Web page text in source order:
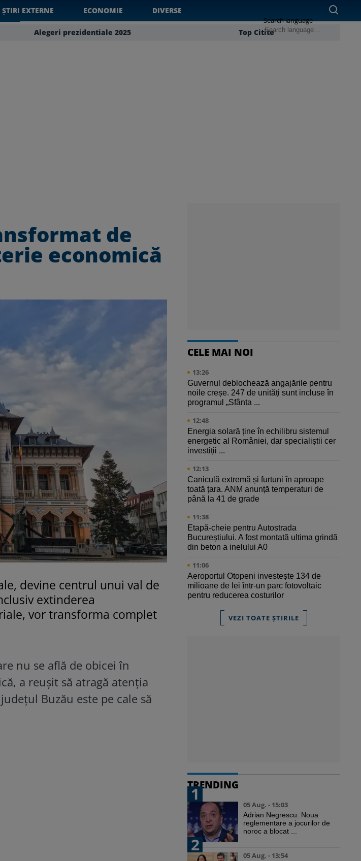
ȘTIRI EXTERNE ECONOMIE DIVERSE
Alegeri prezidentiale 2025 Top Citite
Search language
de
economică
devine centrul unui val de
extinderea
vor transforma complet
nu se află de obicei în
a reușit să atragă atenția
Buzău este pe cale să
CELE MAI NOI
13:26
Guvernul deblochează angajările pentru
noile creșe. 247 de unități sunt incluse în
programul „Sfânta ...
12:48
Energia solară ține în echilibru sistemul
energetic al României, dar specialiștii cer
investiții ...
12:13
Caniculă extremă și furtuni în aproape
toată țara. ANM anunță temperaturi de
până la 41 de grade
11:38
Etapă-cheie pentru Autostrada
Bucureștiului. A fost montată ultima grindă
din beton a inelului A0
11:06
Aeroportul Otopeni investește 134 de
milioane de lei într-un parc fotovoltaic
pentru reducerea costurilor
VEZI TOATE ȘTIRILE
TRENDING
1
05 Aug. - 15:03
Adrian Negrescu: Noua
reglementare a jocurilor de
noroc a blocat ...
2
05 Aug. - 13:54